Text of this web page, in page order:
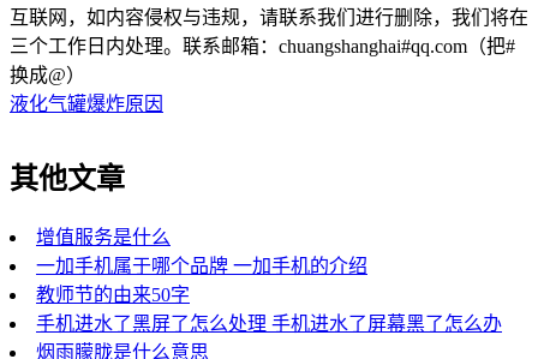
互联网，如内容侵权与违规，请联系我们进行删除，我们将在
三个工作日内处理。联系邮箱：chuangshanghai#qq.com（把#
换成@）
液化气罐爆炸原因
其他文章
增值服务是什么
一加手机属于哪个品牌 一加手机的介绍
教师节的由来50字
手机进水了黑屏了怎么处理 手机进水了屏幕黑了怎么办
烟雨朦胧是什么意思